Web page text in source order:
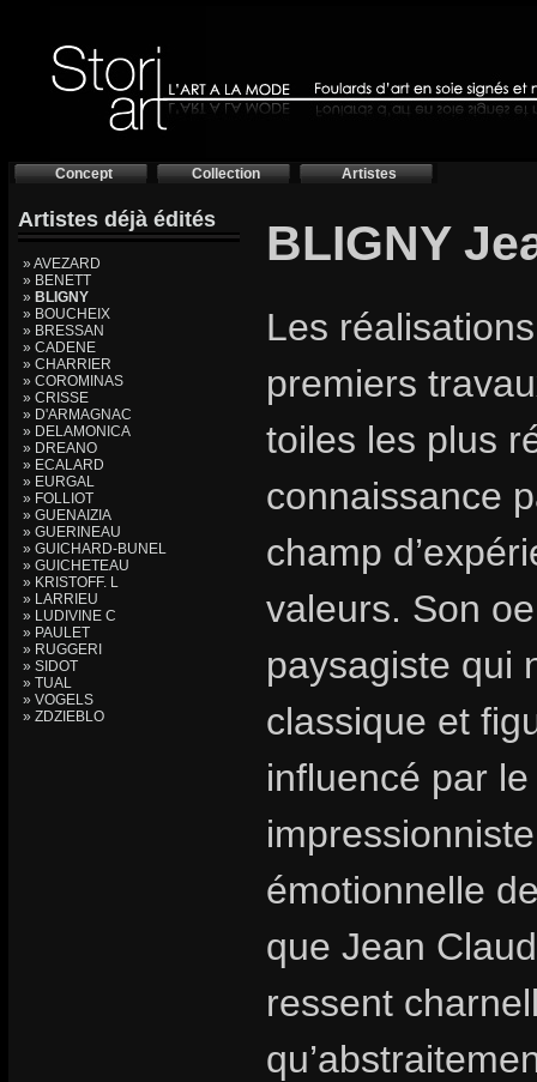
Concept Collection Artistes
Artistes déjà édités
» AVEZARD
» BENETT
» BLIGNY
» BOUCHEIX
» BRESSAN
» CADENE
» CHARRIER
» COROMINAS
» CRISSE
» D'ARMAGNAC
» DELAMONICA
» DREANO
» ECALARD
» EURGAL
» FOLLIOT
» GUENAIZIA
» GUERINEAU
» GUICHARD-BUNEL
» GUICHETEAU
» KRISTOFF. L
» LARRIEU
» LUDIVINE C
» PAULET
» RUGGERI
» SIDOT
» TUAL
» VOGELS
» ZDZIEBLO
BLIGNY
Les
premiers
toiles les plus
connaissance
champ
valeurs. Son
paysagiste qui
classique et
influencé par
émotionnelle
que Jean
ressent